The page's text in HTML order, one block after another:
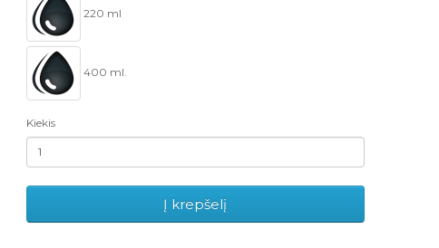
220 ml
400 ml.
Kiekis
Į krepšelį